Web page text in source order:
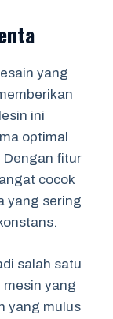
yang
ini
optimal
Dengan fitur
cocok
yang sering
salah satu
yang
yang mulus